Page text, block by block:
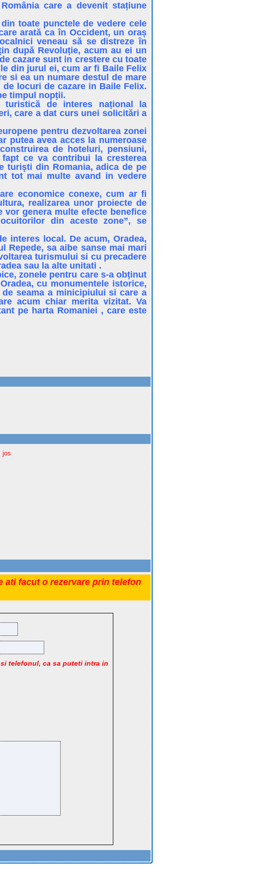
care a devenit stațiune
toate punctele de vedere cele
arată ca în Occident, un oraș
veneau să se distreze în
după Revoluție, acum au ei un
cazare sunt in crestere cu toate
din jurul ei, cum ar fi Baile Felix
si ea un numare destul de mare
locuri de cazare in Baile Felix.
timpul nopții.
turistică de interes național la
care a dat curs unei solicitări a
pentru dezvoltarea zonei
putea avea acces la numeroase
de hoteluri, pensiuni,
ce va contribui la cresterea
turişti din Romania, adica de pe
tot mai multe avand in vedere
economice conexe, cum ar fi
realizarea unor proiecte de
genera multe efecte benefice
din aceste zone”, se
interes local. De acum, Oradea,
Repede, sa aibe sanse mai mari
turismului si cu precadere
sau la alte unitati .
zonele pentru care s-a obținut
cu monumentele istorice,
seama a minicipiului si care a
acum chiar merita vizitat. Va
pe harta Romaniei , care este
jos
ati facut o rezervare prin telefon
telefonul, ca sa puteti intra in